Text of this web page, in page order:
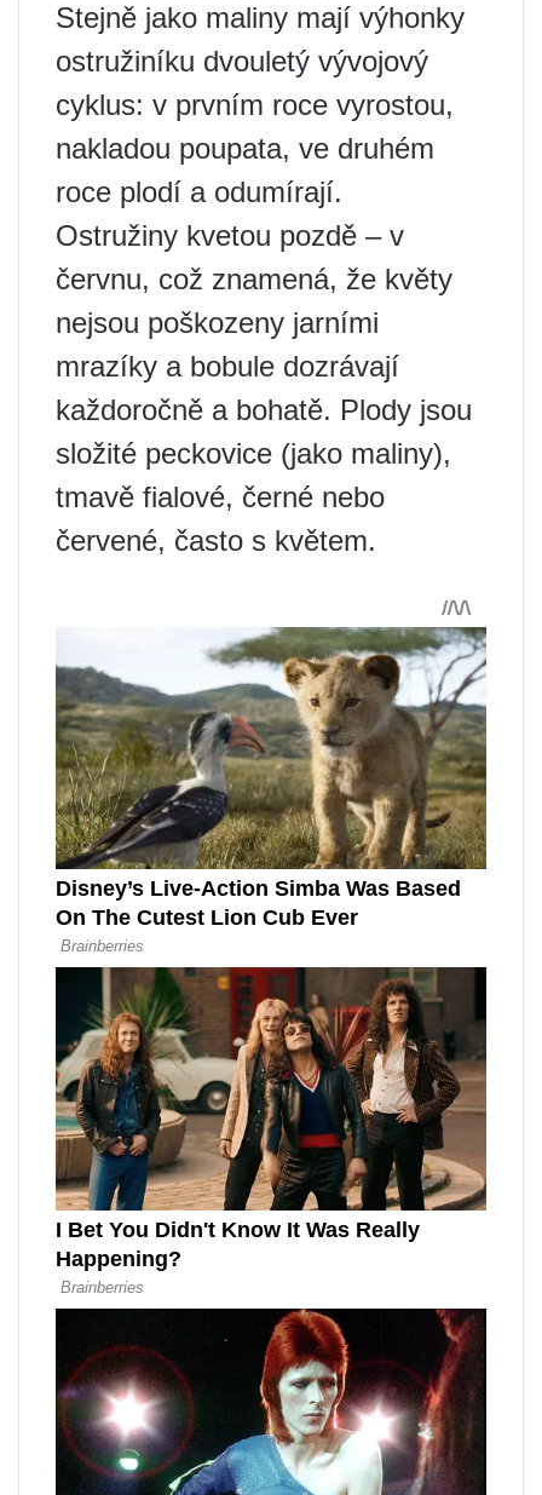
Stejně jako maliny mají výhonky
ostružiníku dvouletý vývojový
cyklus: v prvním roce vyrostou,
nakladou poupata, ve druhém
roce plodí a odumírají.
Ostružiny kvetou pozdě – v
červnu, což znamená, že květy
nejsou poškozeny jarními
mrazíky a bobule dozrávají
každoročně a bohatě. Plody jsou
složité peckovice (jako maliny),
tmavě fialové, černé nebo
červené, často s květem.